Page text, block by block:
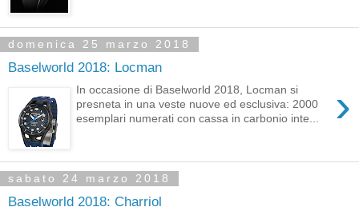
domenica 25 marzo 2018
Baselworld 2018: Locman
›
In occasione di Baselworld 2018, Locman si
presneta in una veste nuove ed esclusiva: 2000
esemplari numerati con cassa in carbonio inte...
sabato 24 marzo 2018
Baselworld 2018: Charriol